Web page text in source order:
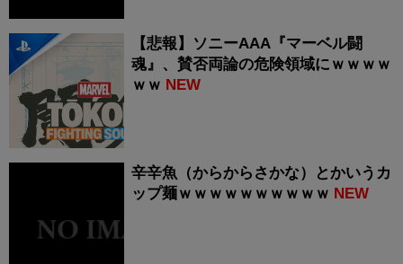
【悲報】ソニーAAA『マーベル闘
魂』、賛否両論の危険領域にｗｗｗｗ
ｗｗ NEW
辛辛魚（からからさかな）とかいうカ
ップ麺ｗｗｗｗｗｗｗｗｗｗ NEW